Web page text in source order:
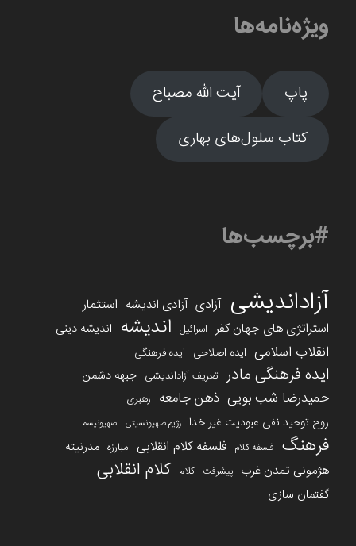
ویژه‌نامه‌ها
پاپ
آیت الله مصباح
کتاب سلول‌های بهاری
#برچسب‌ها
آزاداندیشی آزادی آزادی اندیشه استثمار
استراتژی های جهان کفر اسرائیل اندیشه اندیشه دینی
انقلاب اسلامی ایده اصلاحی ایده فرهنگی
ایده فرهنگی مادر تعریف آزاداندیشی جبهه دشمن
حمیدرضا شب بویی ذهن جامعه رهبری
روح توحید نفی عبودیت غیر خدا رژیم صهیونسیتی صهیونیسم
فرهنگ فلسفه کلام فلسفه کلام انقلابی مبارزه مدرنیته
هژمونی تمدن غرب پیشرفت کلام کلام انقلابی
گفتمان سازی